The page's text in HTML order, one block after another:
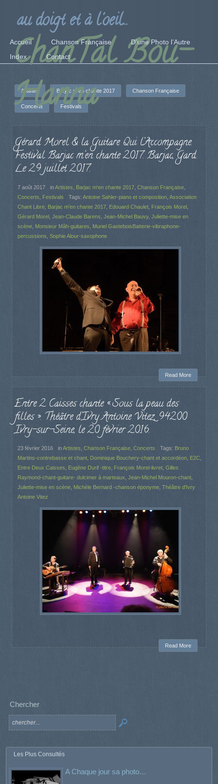
ChanTal Bou-
Hanna
au doigt et à l'oeil...
Accueil Chanson Française
D’une Photo l’Autre
Index
Contact
Artistes Barjac m'en chante 2017 Chanson Française
Concerts Festivals
Gérard Morel & la Guitare Qui l’Accompagne.
Festival Barjac m’en chante 2017. Barjac, Gard.
Le 29 juillet 2017.
7 août 2017 inArtistes Barjac m'en chante 2017 Chanson Française
Concerts
Festivals Tags: Antoine Sahler-piano et composition Association
Chant Libre Barjac m'en chante 2017 Edouard Chaulet François Morel
Gérard Morel Jean-Claude Barens Jean-Michel Bauvy, Juliette-mise en
scène Monsieur Mâh-guitares
Muriel GasteboisBatterie-vibraphone-
percussions Sophie Alour-saxophone
Read More
Entre 2 Caisses chante « Sous la peau des
filles ». Théâtre d’Ivry Antoine Vitez, 94200
Ivry-sur-Seine, le 20 février 2016.
23 février 2016 inArtistes Chanson Française Concerts Tags: Bruno
Martins-contrebasse et chant Dominique Bouchery-chant et accordéon E2C
Entre Deux Caisses
Eugène Durif -titre François Morel-livret Gilles
Raymond-chant-guitare- dulcimer à marteaux Jean-Michel Mouron-chant
Juliette-mise en scène Michèle Bernard -chanson éponyme Théâtre d'Ivry
Antoine Vitez
Read More
Chercher
Les Plus Consultés
A Chaque jour sa photo…